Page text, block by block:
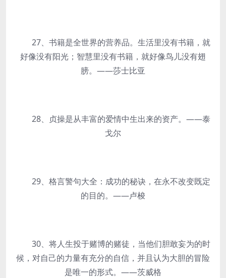
27、书籍是全世界的营养品。生活里没有书籍，就
好像没有阳光；智慧里没有书籍，就好像鸟儿没有翅
膀。——莎士比亚
28、贞操是从丰富的爱情中生出来的资产。——泰
戈尔
29、格言警句大全：成功的秘诀，在永不改变既定
的目的。——卢梭
30、将人生投于赌博的赌徒，当他们胆敢妄为的时
候，对自己的力量有充分的自信，并且认为大胆的冒险
是唯一的形式。——茨威格